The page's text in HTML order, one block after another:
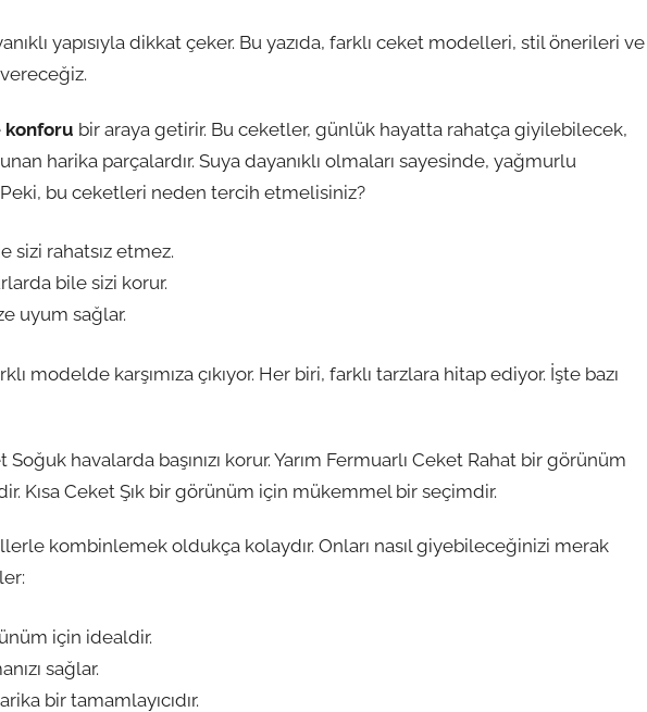
yapısıyla dikkat çeker. Bu yazıda, farklı ceket modelleri, stil önerileri ve
konforu bir araya getirir. Bu ceketler, günlük hayatta rahatça giyilebilecek,
harika parçalardır. Suya dayanıklı olmaları sayesinde, yağmurlu
bu ceketleri neden tercih etmelisiniz?
sizi rahatsız etmez.
bile sizi korur.
uyum sağlar.
modelde karşımıza çıkıyor. Her biri, farklı tarzlara hitap ediyor. İşte bazı
havalarda başınızı korur. Yarım Fermuarlı Ceket Rahat bir görünüm
Kısa Ceket Şık bir görünüm için mükemmel bir seçimdir.
kombinlemek oldukça kolaydır. Onları nasıl giyebileceğinizi merak
için idealdir.
sağlar.
bir tamamlayıcıdır.